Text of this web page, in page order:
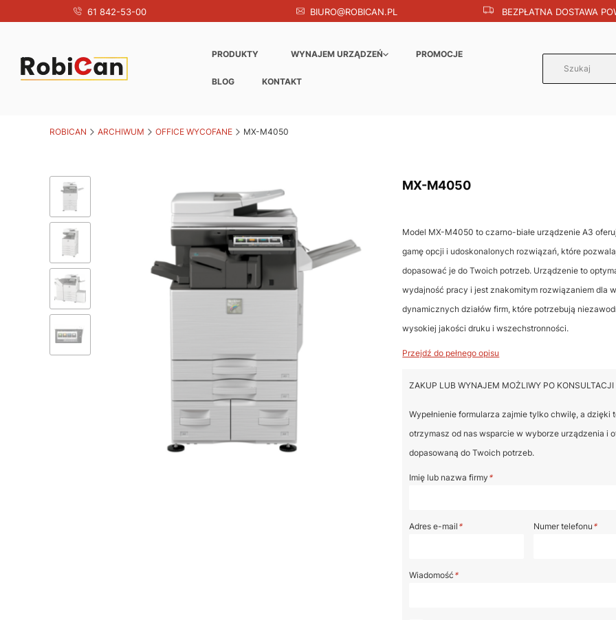
61 842-53-00 BIURO@ROBICAN.PL BEZPŁATNA DOSTAWA
PRODUKTY WYNAJEM URZĄDZEŃ PROMOCJE
BLOG KONTAKT
ROBICAN ARCHIWUM OFFICE WYCOFANE MX-M4050
MX-M4050
Model MX-M4050 to czarno-białe urządzenie A3
gamę opcji i udoskonalonych rozwiązań, które
dopasować je do Twoich potrzeb. Urządzenie to
wydajność pracy i jest znakomitym rozwiązaniem dla
dynamicznych działów firm, które potrzebują
wysokiej jakości druku i wszechstronności.
Przejdź do pełnego opisu
ZAKUP LUB WYNAJEM MOŻLIWY PO KONSULTACJI
Wypełnienie formularza zajmie tylko chwilę, a dzięki
otrzymasz od nas wsparcie w wyborze urządzenia i
dopasowaną do Twoich potrzeb.
Imię lub nazwa firmy *
Adres e-mail * Numer telefonu *
Wiadomość *